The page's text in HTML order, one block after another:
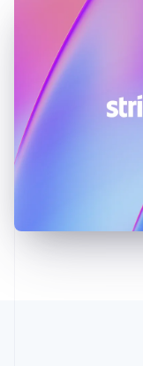
English
立陶宛
English
列支敦士登
Deutsch
English简体中文